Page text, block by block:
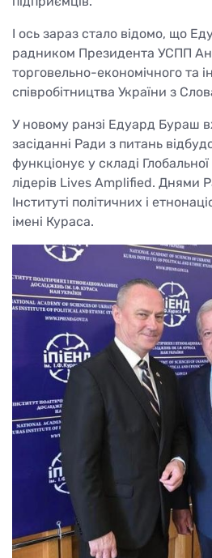
І ось зараз стало відомо, що
радником Президента УСПП
торговельно-економічного та
співробітництва України з
У новому ранзі Едуард Бураш
засіданні Ради з питань
функціонує у складі Глобальної
лідерів Lives Amplified. Днями
Інституті політичних і
імені Кураса.